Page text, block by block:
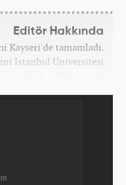
Editör Hakkında
Kayseri'de tamamladı.
İstanbul Üniversitesi
2008 yılında